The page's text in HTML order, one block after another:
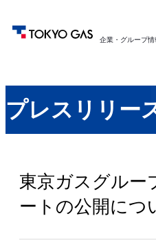
企業・グループ情
プレスリリー
東京ガスグルー
ートの公開につ